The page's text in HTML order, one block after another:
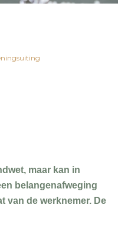
maar kan in
belangenafweging
van de werknemer. De